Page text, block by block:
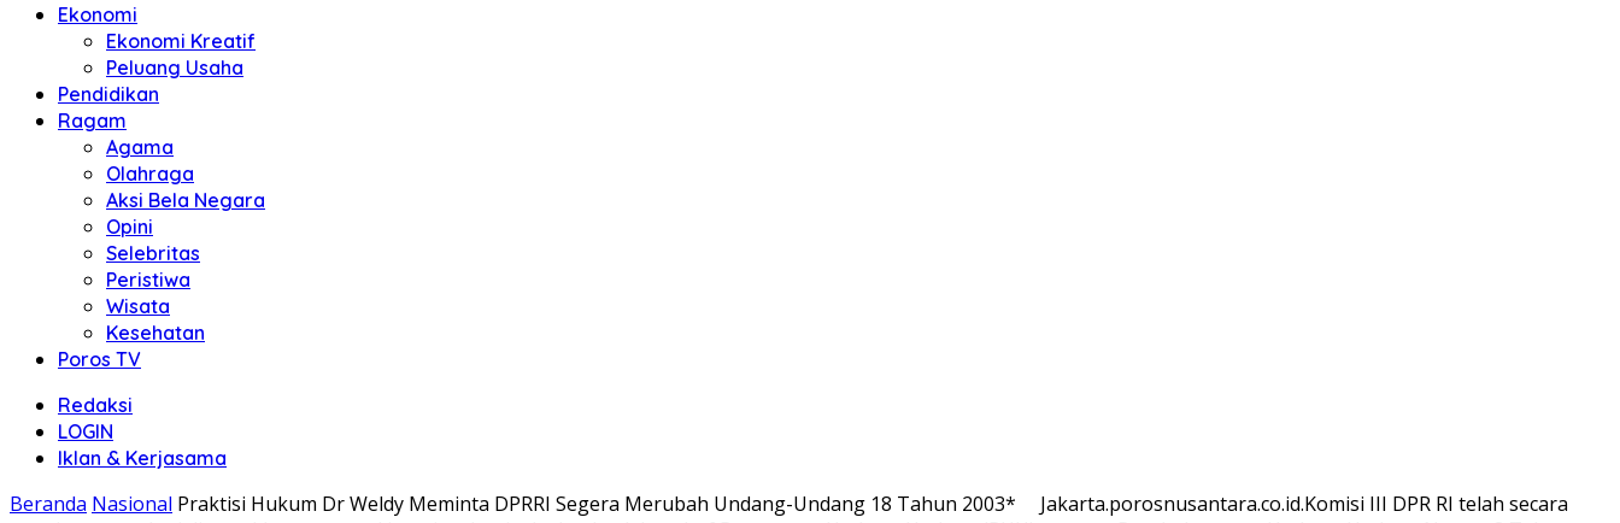
Ekonomi
Ekonomi Kreatif
Peluang Usaha
Pendidikan
Ragam
Agama
Olahraga
Aksi Bela Negara
Opini
Selebritas
Peristiwa
Wisata
Kesehatan
Poros TV
Redaksi
LOGIN
Iklan & Kerjasama
Beranda Nasional Praktisi Hukum Dr Weldy Meminta DPRRI Segera Merubah Undang-Undang 18 Tahun 2003* ‎ ‎ ‎ ‎ ‎Jakarta.porosnusantara.co.id.Komisi III DPR RI telah secara